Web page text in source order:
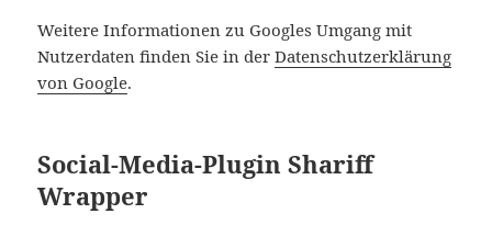
Weitere Informationen zu Googles Umgang mit
Nutzerdaten finden Sie in derDatenschutzerklärung
von Google.
Social-Media-Plugin Shariff
Wrapper